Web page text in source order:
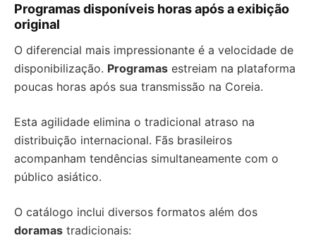
Programas disponíveis horas após a exibição
original
O diferencial mais impressionante é a velocidade de
disponibilização. Programas estreiam na plataforma
poucas horas após sua transmissão na Coreia.
Esta agilidade elimina o tradicional atraso na
distribuição internacional. Fãs brasileiros
acompanham tendências simultaneamente com o
público asiático.
O catálogo inclui diversos formatos além dos
doramas tradicionais: